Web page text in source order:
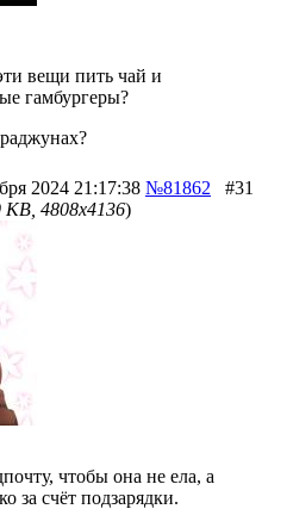
вещи пить чай и
гамбургеры?
2024 21:17:38 №81862
#31
KB, 4808x4136)
чтобы она не ела, а
за счёт подзарядки.